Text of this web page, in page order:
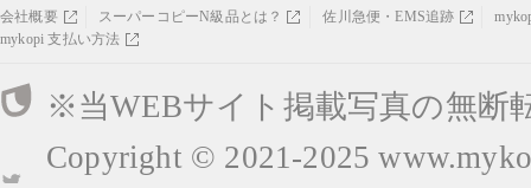
会社概要 スーパーコピーN級品とは？ 佐川急便・EMS追跡
mykopi 支払い方法
※当WEBサイト掲載写真の無断
Copyright © 2021-2025